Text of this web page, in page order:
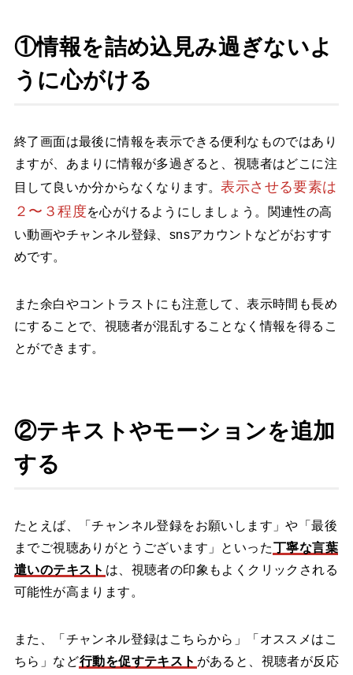
①情報を詰め込見み過ぎないよ
うに心がける
終了画面は最後に情報を表示できる便利なものではあり
ますが、あまりに情報が多過ぎると、視聴者はどこに注
目して良いか分からなくなります。表示させる要素は
２〜３程度を心がけるようにしましょう。関連性の高
い動画やチャンネル登録、snsアカウントなどがおすす
めです。
また余白やコントラストにも注意して、表示時間も長め
にすることで、視聴者が混乱することなく情報を得るこ
とができます。
②テキストやモーションを追加
する
たとえば、「チャンネル登録をお願いします」や「最後
までご視聴ありがとうございます」といった丁寧な言葉
遣いのテキスト は、視聴者の印象もよくクリックされる
可能性が高まります。
また、「チャンネル登録はこちらから」「オススメはこ
ちら」など行動を促すテキスト があると、視聴者が反応